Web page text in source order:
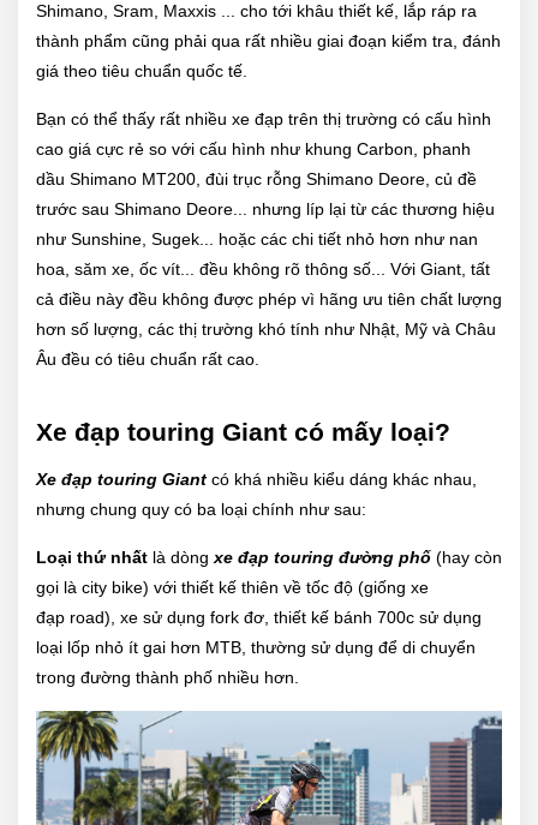
Shimano, Sram, Maxxis ... cho tới khâu thiết kế, lắp ráp ra
thành phẩm cũng phải qua rất nhiều giai đoạn kiểm tra, đánh
giá theo tiêu chuẩn quốc tế.
Bạn có thể thấy rất nhiều xe đạp trên thị trường có cấu hình
cao giá cực rẻ so với cấu hình như khung Carbon, phanh
dầu Shimano MT200, đùi trục rỗng Shimano Deore, củ đề
trước sau Shimano Deore... nhưng líp lại từ các thương hiệu
như Sunshine, Sugek... hoặc các chi tiết nhỏ hơn như nan
hoa, săm xe, ốc vít... đều không rõ thông số... Với Giant, tất
cả điều này đều không được phép vì hãng ưu tiên chất lượng
hơn số lượng, các thị trường khó tính như Nhật, Mỹ và Châu
Âu đều có tiêu chuẩn rất cao.
Xe đạp touring Giant có mấy loại?
Xe đạp touring Giant có khá nhiều kiểu dáng khác nhau,
nhưng chung quy có ba loại chính như sau:
Loại thứ nhất là dòng xe đạp touring đường phố (hay còn
gọi là city bike) với thiết kế thiên về tốc độ (giống xe
đạp road), xe sử dụng fork đơ, thiết kế bánh 700c sử dụng
loại lốp nhỏ ít gai hơn MTB, thường sử dụng để di chuyển
trong đường thành phố nhiều hơn.